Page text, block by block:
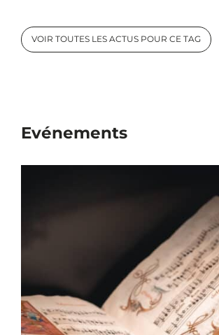
VOIR TOUTES LES ACTUS POUR CE TAG
Evénements